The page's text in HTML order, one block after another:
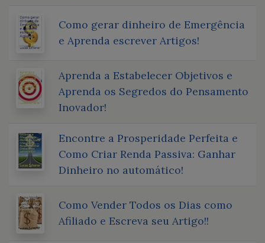
Como gerar dinheiro de Emergência
e Aprenda escrever Artigos!
Aprenda a Estabelecer Objetivos e
Aprenda os Segredos do Pensamento
Inovador!
Encontre a Prosperidade Perfeita e
Como Criar Renda Passiva: Ganhar
Dinheiro no automático!
Como Vender Todos os Dias como
Afiliado e Escreva seu Artigo!!